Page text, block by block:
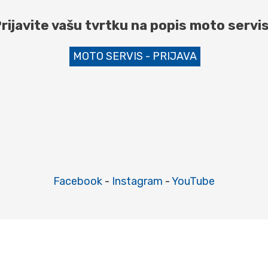
vašu tvrtku na popis moto
MOTO SERVIS - PRIJAVA
Facebook - Instagram -YouTube